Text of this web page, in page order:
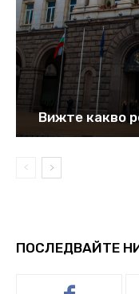
Вижте какво
ПОСЛЕДВАЙТЕ